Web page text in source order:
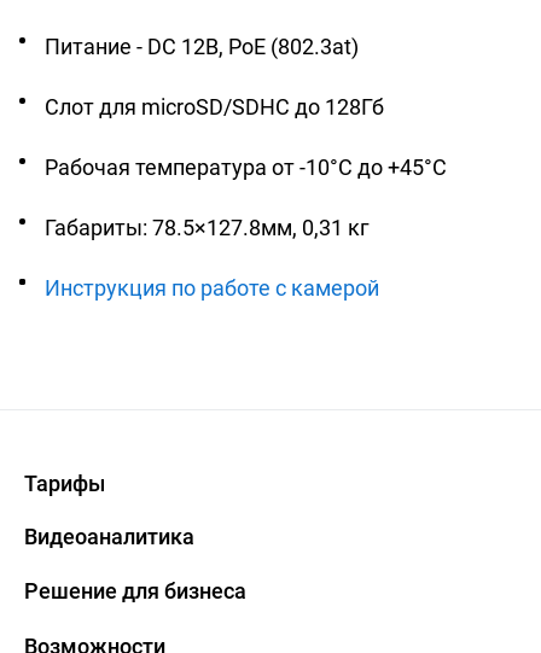
Питание - DC 12В, PoE (802.3at)
Слот для microSD/SDHC до 128Гб
Рабочая температура от -10°C до +45°C
Габариты: 78.5×127.8мм, 0,31 кг
Инструкция по работе с камерой
Тарифы
Видеоаналитика
Решение для бизнеса
Возможности